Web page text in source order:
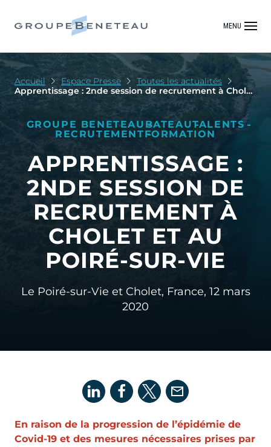
MENU
Accueil Espace Presse
Toutes les actualités
Apprentissage : 2nde session de recrutement à Cholet
et au Poiré-sur-Vie
GROUPE BENETEAU BATEAUTALENTS
RECRUTEMENTFORMATION
APPRENTISSAGE :
2NDE SESSION DE
RECRUTEMENT À
CHOLET ET AU
POIRÉ-SUR-VIE
Le Poiré-sur-Vie et Cholet, France, 12 mars
2020
En raison de la progression de l’épidémie de
Covid-19 et des mesures nécessaires prises par